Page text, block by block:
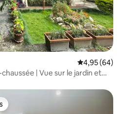
Note
4,95 (64)
| Vue sur le jardin et